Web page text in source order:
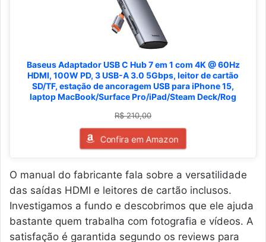
Baseus Adaptador USB C Hub 7 em 1 com 4K @ 60Hz
HDMI, 100W PD, 3 USB-A 3.0 5Gbps, leitor de cartão
SD/TF, estação de ancoragem USB para iPhone 15,
laptop MacBook/Surface Pro/iPad/Steam Deck/Rog
R$ 210,00
Confira em Amazon
O manual do fabricante fala sobre a versatilidade
das saídas HDMI e leitores de cartão inclusos.
Investigamos a fundo e descobrimos que ele ajuda
bastante quem trabalha com fotografia e vídeos. A
satisfação é garantida segundo os reviews para